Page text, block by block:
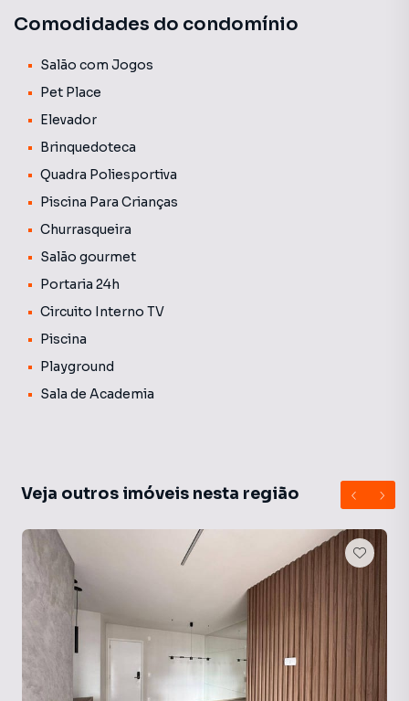
Comodidades do condomínio
Salão com Jogos
Pet Place
Elevador
Brinquedoteca
Quadra Poliesportiva
Piscina Para Crianças
Churrasqueira
Salão gourmet
Portaria 24h
Circuito Interno TV
Piscina
Playground
Sala de Academia
Veja outros imóveis nesta região